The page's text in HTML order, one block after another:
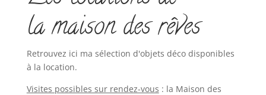
la maison des rêves
Retrouvez ici ma sélection d'objets déco disponibles
à la location.
Visites possibles sur rendez-vous : la Maison des